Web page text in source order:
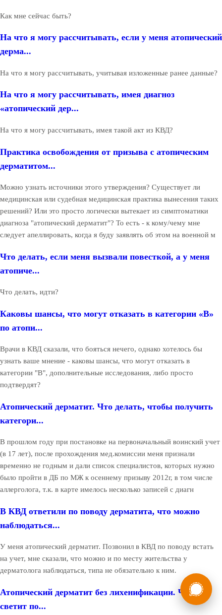
Как мне сейчас быть?
На что я могу рассчитывать, если у меня атопический
дерма...
На что я могу рассчитывать, учитывая изложенные ранее данные?
На что я могу рассчитывать, имея диагноз
«атопический дер...
На что я могу рассчитывать, имея такой акт из КВД?
Практика освобождения от призыва с атопическим
дерматитом...
Можно узнать источники этого утверждения? Существует ли
медицинская или судебная медицинская практика вынесения таких
решений? Или это просто логически вытекает из симптоматики
диагноза "атопический дерматит"? То есть - к кому/чему мне
следует апеллировать, когда я буду заявлять об этом на военной м
Что делать, если меня вызвали повесткой, а у меня
атопиче...
Что делать, идти?
Каковы шансы, что могут отказать в категории «В»
по атопи...
Врачи в КВД сказали, что бояться нечего, однако хотелось бы
узнать ваше мнение - каковы шансы, что могут отказать в
категории "В", дополнительные исследования, либо просто
подтвердят?
Атопический дерматит. Что делать, чтобы получить
категори...
В прошлом году при постановке на первоначальный воинский учет
(в 17 лет), после прохождения мед.комиссии меня признали
временно не годным и дали список специалистов, которых нужно
было пройти в ДБ по МЖ к осеннему призыву 2012г, в том числе
аллерголога, т.к. в карте имелось несколько записей с диагн
В КВД ответили по поводу дерматита, что можно
наблюдаться...
У меня атопический дерматит. Позвонил в КВД по поводу встать
на учет, мне сказали, что можно и по месту жительства у
дерматолога наблюдаться, типа не обязательно к ним.
Атопический дерматит без лихенификации. Что мне
светит по...
Бесплатная
консультация